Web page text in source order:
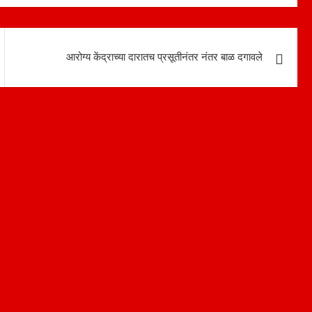
आरोग्य केंद्राच्या दारातच प्रसूतीनंतर नंतर बाळ दगावले